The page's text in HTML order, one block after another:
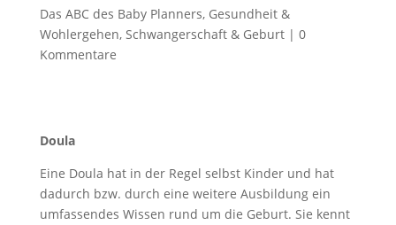
Das ABC des Baby Planners, Gesundheit &
Wohlergehen, Schwangerschaft & Geburt| 0
Kommentare
Doula
Eine Doula hat in der Regel selbst Kinder und hat
dadurch bzw. durch eine weitere Ausbildung ein
umfassendes Wissen rund um die Geburt. Sie kennt